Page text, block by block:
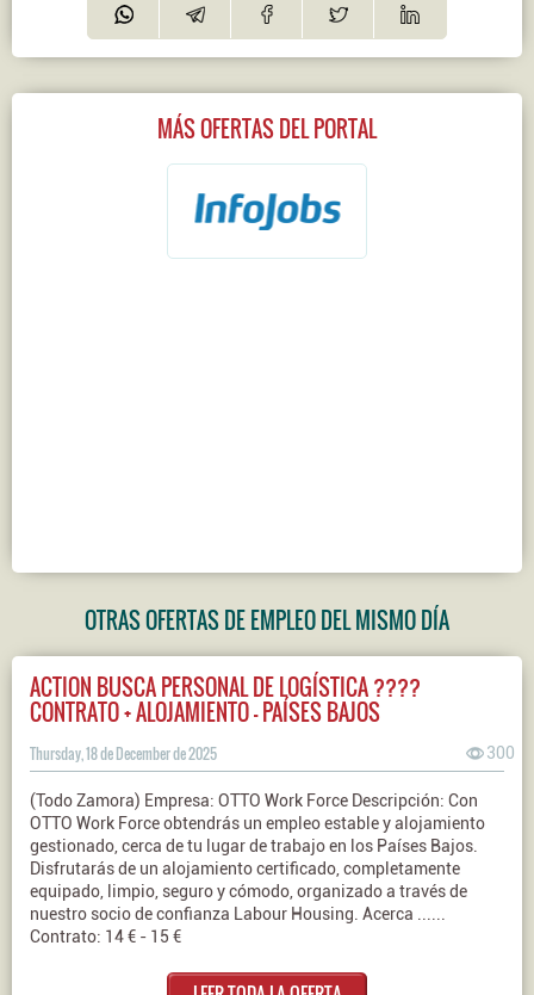
MÁS OFERTAS DEL PORTAL
OTRAS OFERTAS DE EMPLEO DEL MISMO DÍA
ACTION BUSCA PERSONAL DE LOGÍSTICA ????
CONTRATO + ALOJAMIENTO – PAÍSES BAJOS
Thursday, 18 de December de 2025 300
(Todo Zamora) Empresa: OTTO Work Force Descripción: Con
OTTO Work Force obtendrás un empleo estable y alojamiento
gestionado, cerca de tu lugar de trabajo en los Países Bajos.
Disfrutarás de un alojamiento certificado, completamente
equipado, limpio, seguro y cómodo, organizado a través de
nuestro socio de confianza Labour Housing. Acerca ......
Contrato: 14 € - 15 €